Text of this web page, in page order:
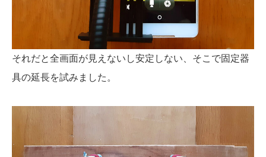
それだと全画面が見えないし安定しない、そこで固定器
具の延長を試みました。